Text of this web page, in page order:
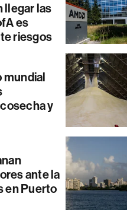
llegar las
es
riesgos
mundial
y
ante la
en Puerto